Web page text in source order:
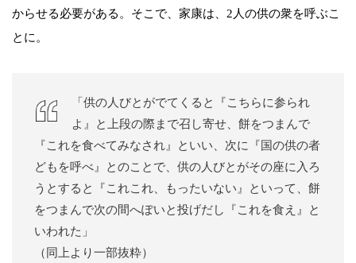
からせる必要がある。そこで、家康は、2人の供の衆を呼ぶこ
とに。
「供の人びとがでてくると『こちらに参られ
よ』と上段の際まで召し寄せ、餅をつまんで
『これを食べてみなされ』といい、次に『国の供の者
どもを呼べ』とのことで、供の人びとがその座に入ろ
うとすると『これこれ、もったいない』といって、餅
をつまんで次の間へぽいと投げだし『これを食え』と
いわれた」
（同上より一部抜粋）